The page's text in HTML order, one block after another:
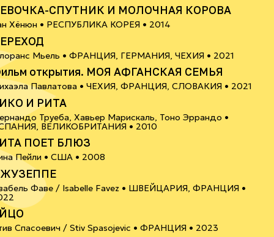
СПУТНИК И МОЛОЧНАЯ КОРОВА
Хёнюн • РЕСПУБЛИКА КОРЕЯ • 2014
Мьель • ФРАНЦИЯ, ГЕРМАНИЯ, ЧЕХИЯ • 2021
открытия. МОЯ АФГАНСКАЯ СЕМЬЯ
Павлатова • ЧЕХИЯ, ФРАНЦИЯ, СЛОВАКИЯ • 2021
16+
И РИТА
Труеба, Хавьер Марискаль, Тоно Эррандо •
ВЕЛИКОБРИТАНИЯ • 2010
ПОЕТ БЛЮЗ
Пейли • США • 2008
Фаве / Isabelle Favez • ШВЕЙЦАРИЯ, ФРАНЦИЯ •6+
Спасоевич / Stiv Spasojevic • ФРАНЦИЯ • 2023